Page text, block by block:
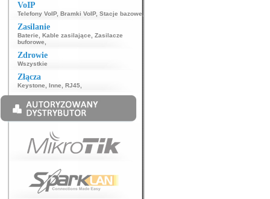
VoIP
Telefony VoIP, Bramki VoIP, Stacje bazowe
Zasilanie
Baterie Kable zasilające
Zasilacze
buforowe
Zdrowie
Wszystkie
Złącza
Keystone Inne RJ45